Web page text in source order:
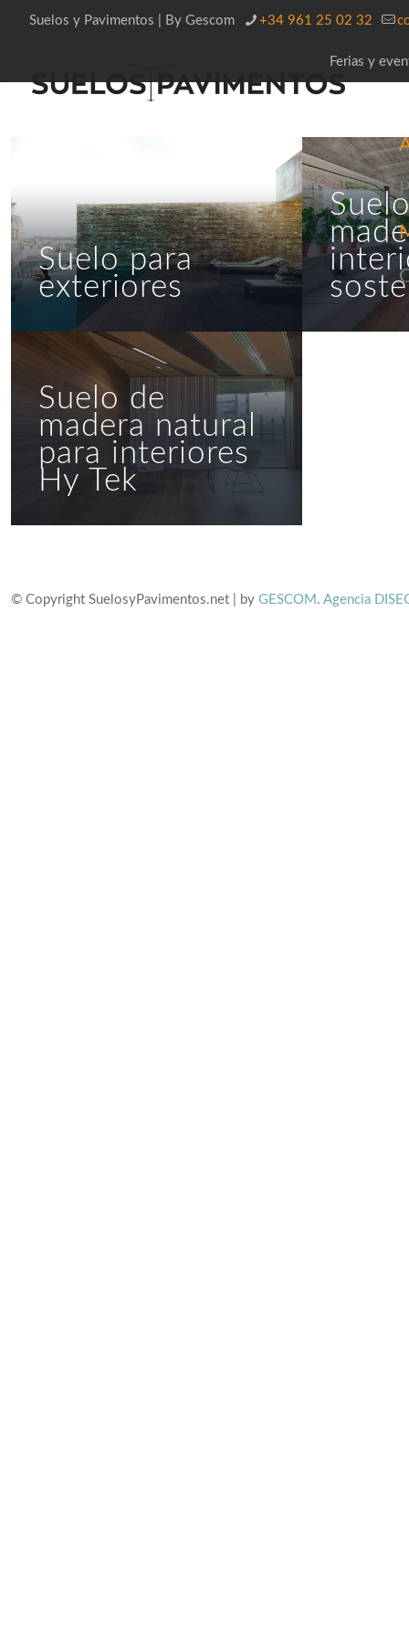
Suelos y Pavimentos | By Gescom +34 961 25 02 32
Ferias y
Suelo para
exteriores
Suelo de
madera natural
para interiores
Hy Tek
© Copyright SuelosyPavimentos.net | by GESCOM . Agencia